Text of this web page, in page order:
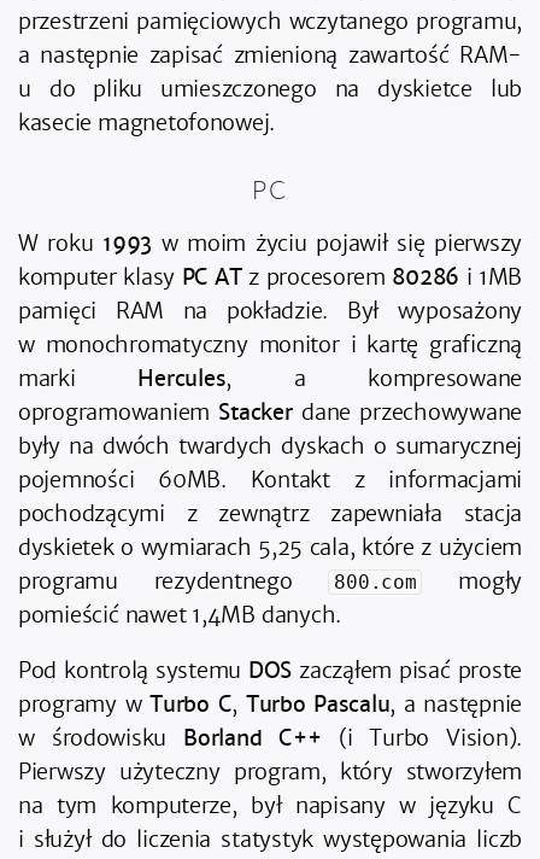
przestrzeni pamięciowych wczytanego programu,
a następnie zapisać zmienioną zawartość RAM-
u do pliku umieszczonego na dyskietce lub
kasecie magnetofonowej.
PC
W roku 1993 w moim życiu pojawił się pierwszy
komputer klasy PC ATz procesorem 80286 i 1MB
pamięci RAM na pokładzie. Był wyposażony
w monochromatyczny monitor i kartę graficzną
marki Hercules, a kompresowane
oprogramowaniem Stackerdane przechowywane
były na dwóch twardych dyskach o sumarycznej
pojemności 60MB. Kontakt z informacjami
pochodzącymi z zewnątrz zapewniała stacja
dyskietek o wymiarach 5,25 cala, które z użyciem
programu rezydentnego
800.com
mogły
pomieścić nawet 1,4MB danych.
Pod kontrolą systemu DOS zacząłem pisać proste
programy wTurbo C, Turbo Pascalu, a następnie
w środowisku Borland C++ (i Turbo Vision).
Pierwszy użyteczny program, który stworzyłem
na tym komputerze, był napisany w języku C
i służył do liczenia statystyk występowania liczb